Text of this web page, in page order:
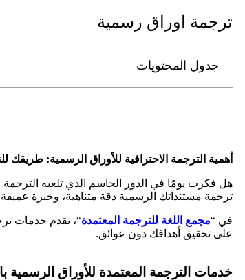
ترجمة اوراق رسمية
جدول المحتويات
أهمية الترجمة الاحترافية للأوراق الرسمية: طريقك
هل فكرت يومًا في الدور الحاسم الذي تلعبه
ترجمة مستنداتك الرسمية دقة متناهية، وخبرة عميقة،
في “مجمع اللغة للترجمة المعتمدة“، نقدم خدمات
على تحقيق أهدافك دون عوائق.
خدمات الترجمة المعتمدة للأوراق الرسمية